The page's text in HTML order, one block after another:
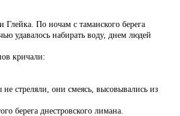
По ночам с таманского берега
удавалось набирать воду, днем людей
кричали:
стреляли, они смеясь, высовывались из
берега днестровского лимана.